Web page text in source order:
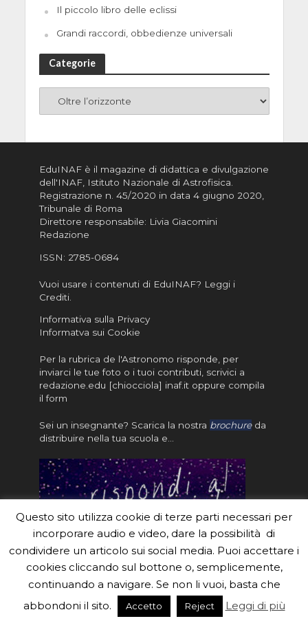
Il piccolo libro delle eclissi
Grandi raccordi, obbedienze universali
Categorie
EduINAF è il magazine di didattica e divulgazione
dell'INAF, Istituto Nazionale di Astrofisica.
Registrazione n. 45/2020 in data 4 giugno 2020,
Tribunale di Roma
Direttore responsabile: Livia Giacomini
Redazione
ISSN: 2785-0684
Vuoi usare i contenuti di EduINAF? Leggi i
Crediti.
Informativa sulla Privacy
Informatva sui Cookie
Per la rubrica de l'Astronomo risponde, per
inviarci le tue foto o i tuoi contributi, scrivici a
redazione.edu [chiocciola] inaf.it oppure compila
il form
Sei un insegnante? Scarica la nostra brochureda
distribuire nella tua scuola e…
#eduinaf #inaf #astronomyforabetterworld.
Theme created by Meks. Powered byWordPress.
Questo sito utilizza cookie di terze parti necessari per
incorporare audio e video, dare la possibilità di
condividere un articolo sui social media. Puoi accettare i
cookies cliccando sul bottone o, semplicemente,
continuando a navigare. Se non li vuoi, basta che
abbondoni il sito.
Accetto Reject Leggi di più